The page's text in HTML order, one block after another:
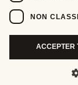
NON
ACCEPTER